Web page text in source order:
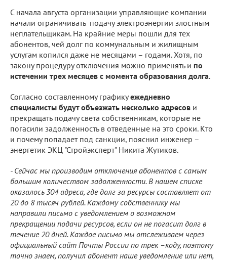
С начала августа организации управляющие компании
начали ограничивать подачу электроэнергии злостным
неплательщикам. На крайние меры пошли для тех
абонентов, чей долг по коммунальным и жилищным
услугам копился даже не месяцами – годами. Хотя, по
закону процедуру отключения можно применять и по
истечении трех месяцев с момента образования долга.
Согласно составленному графикуежедневно
специалисты будут объезжать несколько адресов и
прекращать подачу света собственникам, которые не
погасили задолженность в отведенные на это сроки. Кто
и почему попадает под санкции, пояснил инженер –
энергетик ЭКЦ "Стройэксперт" Никита Жутиков.
- Сейчас мы производим отключения абонентов с самым
большим количеством задолженности. В нашем списке
оказалось 304 адреса, где долг за ресурсы составляет от
20 до 8 тысяч рублей. Каждому собственнику мы
направили письмо с уведомлением о возможном
прекращении подачи ресурсов, если он не погасит долг в
течение 20 дней. Каждое письмо мы отслеживаем через
официальный сайт Почты России по трек –коду, поэтому
точно знаем, получил абонент наше уведомление или нет,